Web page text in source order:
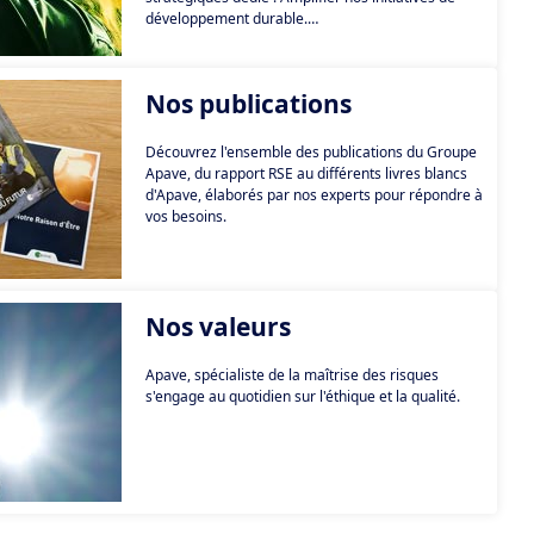
développement durable.
frontières qu’elles soient géographiques ou
managériales.
Concrètement, notre démarche se structure
autour d'un concept fondamental : les « 3P »
(People, Planet, Partner), décliné en 5
Nos publications
Découvrez l'ensemble des publications du Groupe
Apave, du rapport RSE au différents livres blancs
d'Apave, élaborés par nos experts pour répondre à
vos besoins.
Nos valeurs
Apave, spécialiste de la maîtrise des risques
s'engage au quotidien sur l'éthique et la qualité.